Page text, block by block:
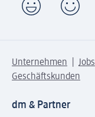
Unternehmen Jobs
Geschäftskunden
dm & Partner